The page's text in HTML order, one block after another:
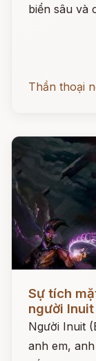
biển sâu và
Thần thoại
Sự tích
người Inuit
Người Inuit
anh em,